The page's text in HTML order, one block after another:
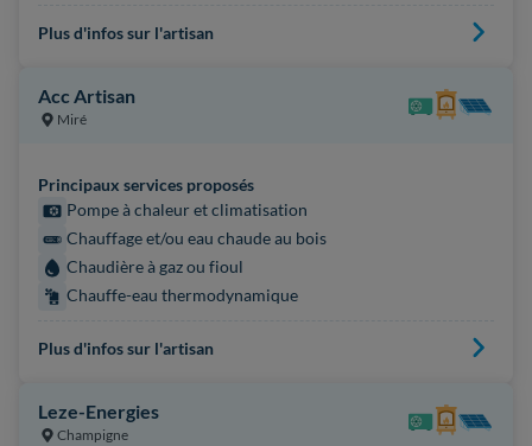
Plus d'infos sur l'artisan
Acc Artisan
Miré
Principaux services proposés
Pompe à chaleur et climatisation
Chauffage et/ou eau chaude au bois
Chaudière à gaz ou fioul
Chauffe-eau thermodynamique
Plus d'infos sur l'artisan
Leze-Energies
Champigne